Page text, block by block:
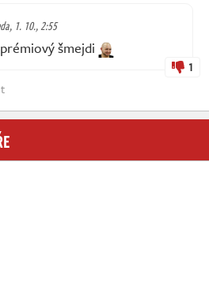
1. 10., 2:55
šmejdi
1